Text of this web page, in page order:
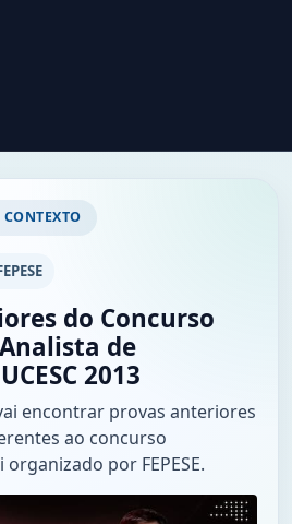
do Concurso
de
2013
encontrar provas anteriores
ao concurso
por FEPESE.